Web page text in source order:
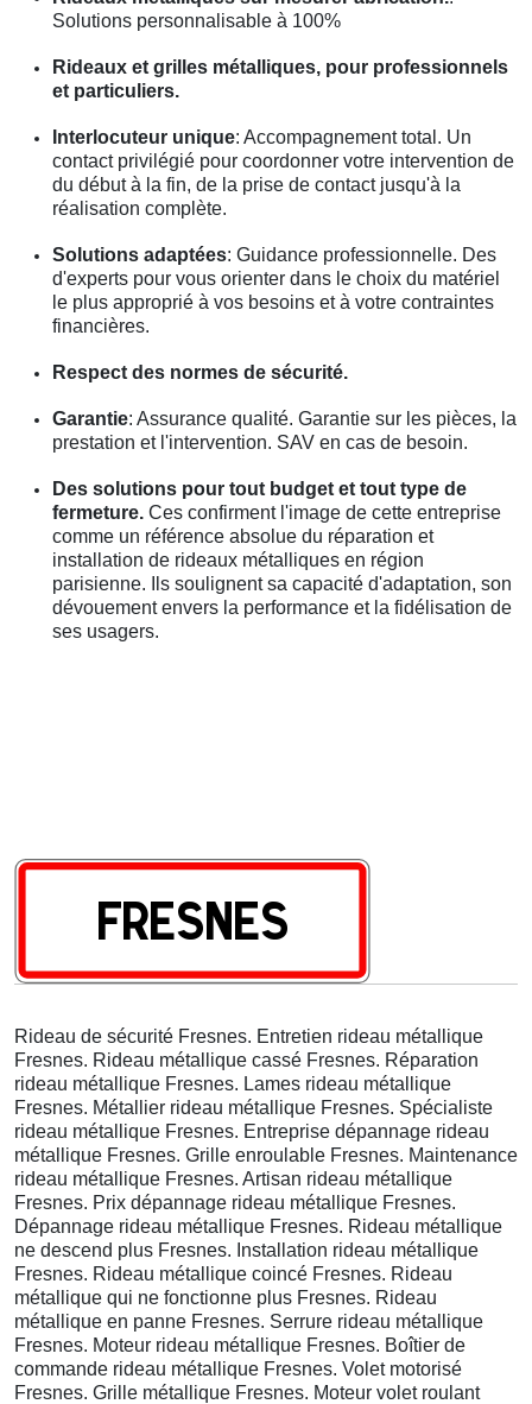
Solutions personnalisable à 100%
Rideaux et grilles métalliques, pour professionnels
et particuliers.
Interlocuteur unique: Accompagnement total. Un
contact privilégié pour coordonner votre intervention de
du début à la fin, de la prise de contact jusqu'à la
réalisation complète.
Solutions adaptées: Guidance professionnelle. Des
d'experts pour vous orienter dans le choix du matériel
le plus approprié à vos besoins et à votre contraintes
financières.
Respect des normes de sécurité.
Garantie: Assurance qualité. Garantie sur les pièces, la
prestation et l'intervention. SAV en cas de besoin.
Des solutions pour tout budget et tout type de
fermeture. Ces confirment l'image de cette entreprise
comme un référence absolue du réparation et
installation de rideaux métalliques en région
parisienne. Ils soulignent sa capacité d'adaptation, son
dévouement envers la performance et la fidélisation de
ses usagers.
Rideau de sécurité Fresnes. Entretien rideau métallique
Fresnes. Rideau métallique cassé Fresnes. Réparation
rideau métallique Fresnes. Lames rideau métallique
Fresnes. Métallier rideau métallique Fresnes. Spécialiste
rideau métallique Fresnes. Entreprise dépannage rideau
métallique Fresnes. Grille enroulable Fresnes. Maintenance
rideau métallique Fresnes. Artisan rideau métallique
Fresnes. Prix dépannage rideau métallique Fresnes.
Dépannage rideau métallique Fresnes. Rideau métallique
ne descend plus Fresnes. Installation rideau métallique
Fresnes. Rideau métallique coincé Fresnes. Rideau
métallique qui ne fonctionne plus Fresnes. Rideau
métallique en panne Fresnes. Serrure rideau métallique
Fresnes. Moteur rideau métallique Fresnes. Boîtier de
commande rideau métallique Fresnes. Volet motorisé
Fresnes. Grille métallique Fresnes. Moteur volet roulant